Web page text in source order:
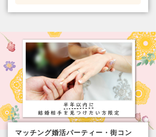
マッチング婚活パーティー・街コン